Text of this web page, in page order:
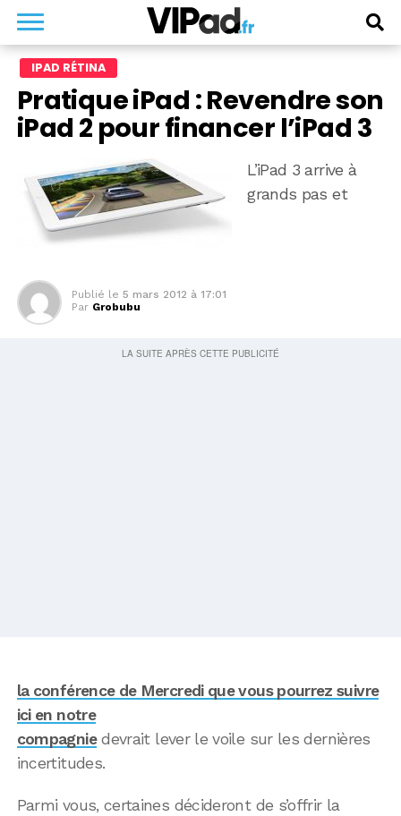
IPAD RÉTINA
Pratique iPad : Revendre son
iPad 2 pour financer l’iPad 3
L’iPad 3 arrive à
grands pas et
Publié le 5 mars 2012 à 17:01
Par Grobubu
la conférence de Mercredi que vous pourrez suivre
ici en notre
compagniedevrait lever le voile sur les dernières
incertitudes.
Parmi vous, certaines décideront de s’offrir la